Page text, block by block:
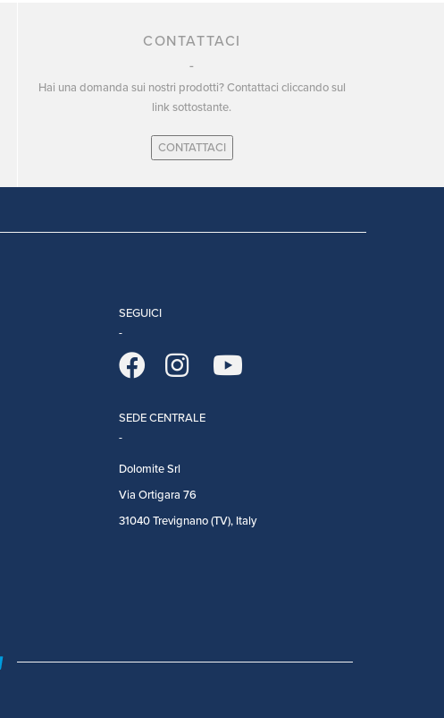
CONTATTACI
Hai una domanda sui nostri prodotti? Contattaci cliccando sul
link sottostante.
CONTATTACI
SEGUICI
SEDE CENTRALE
Dolomite Srl
Via Ortigara 76
31040 Trevignano (TV), Italy